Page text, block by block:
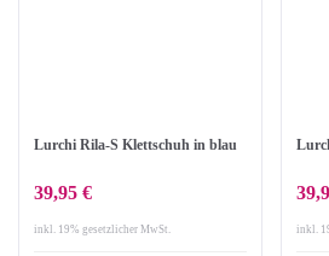
Lurchi Rila-S Klettschuh in blau
39,95 €
inkl. 19% gesetzlicher MwSt. inkl.